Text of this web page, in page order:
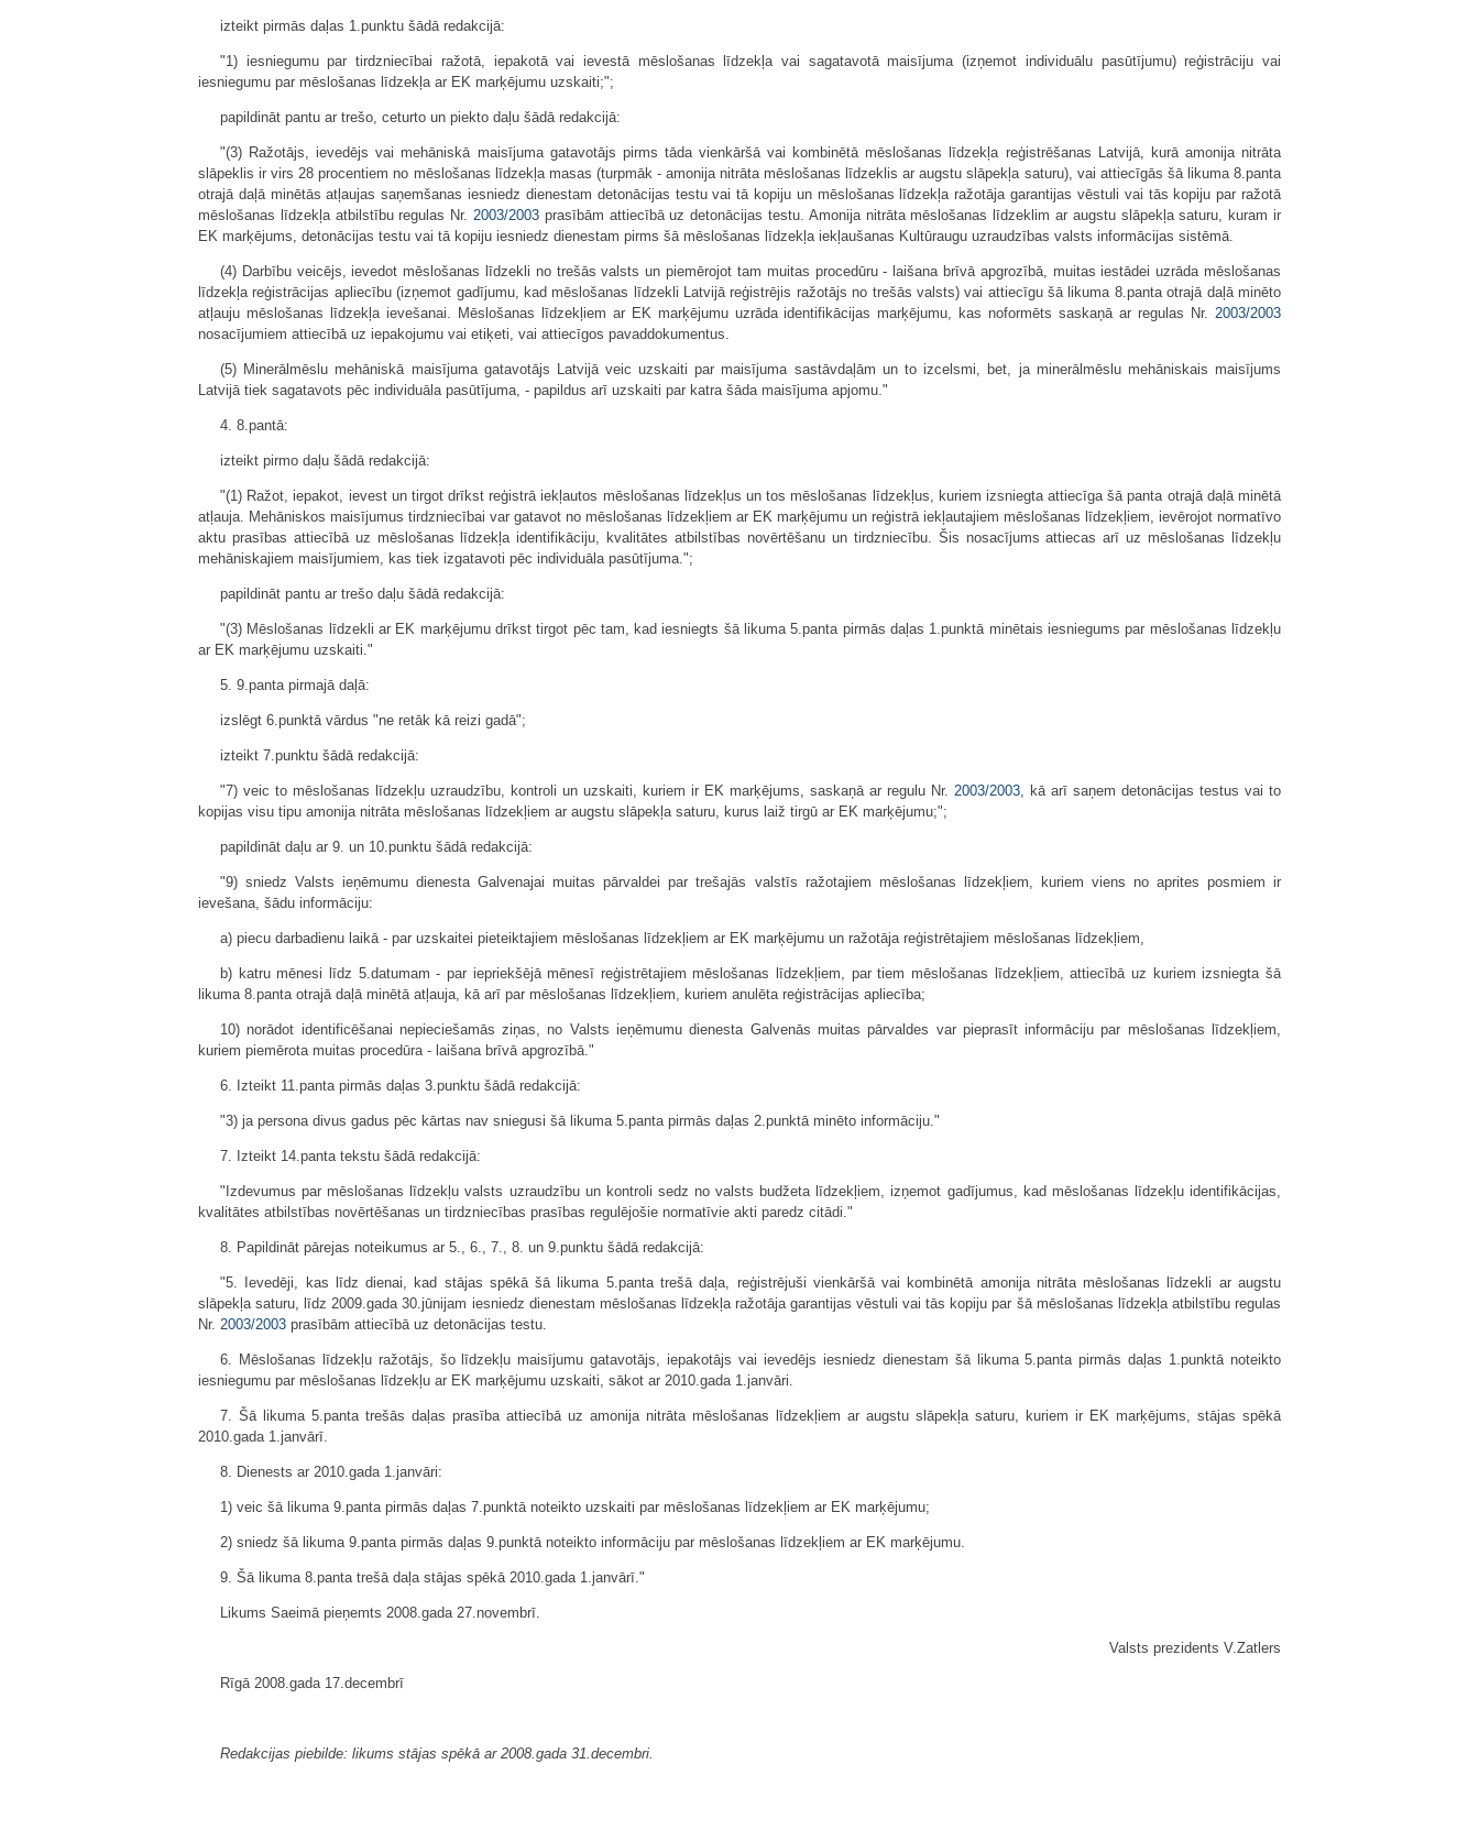
izteikt pirmās daļas 1.punktu šādā redakcijā:
"1) iesniegumu par tirdzniecībai ražotā, iepakotā vai ievestā mēslošanas līdzekļa vai sagatavotā maisījuma (izņemot individuālu pasūtījumu) reģistrāciju vai
iesniegumu par mēslošanas līdzekļa ar EK marķējumu uzskaiti;";
papildināt pantu ar trešo, ceturto un piekto daļu šādā redakcijā:
"(3) Ražotājs, ievedējs vai mehāniskā maisījuma gatavotājs pirms tāda vienkāršā vai kombinētā mēslošanas līdzekļa reģistrēšanas Latvijā, kurā amonija nitrāta
slāpeklis ir virs 28 procentiem no mēslošanas līdzekļa masas (turpmāk - amonija nitrāta mēslošanas līdzeklis ar augstu slāpekļa saturu), vai attiecīgās šā likuma 8.panta
otrajā daļā minētās atļaujas saņemšanas iesniedz dienestam detonācijas testu vai tā kopiju un mēslošanas līdzekļa ražotāja garantijas vēstuli vai tās kopiju par ražotā
mēslošanas līdzekļa atbilstību regulas Nr. 2003/2003 prasībām attiecībā uz detonācijas testu. Amonija nitrāta mēslošanas līdzeklim ar augstu slāpekļa saturu, kuram ir
EK marķējums, detonācijas testu vai tā kopiju iesniedz dienestam pirms šā mēslošanas līdzekļa iekļaušanas Kultūraugu uzraudzības valsts informācijas sistēmā.
(4) Darbību veicējs, ievedot mēslošanas līdzekli no trešās valsts un piemērojot tam muitas procedūru - laišana brīvā apgrozībā, muitas iestādei uzrāda mēslošanas
līdzekļa reģistrācijas apliecību (izņemot gadījumu, kad mēslošanas līdzekli Latvijā reģistrējis ražotājs no trešās valsts) vai attiecīgu šā likuma 8.panta otrajā daļā minēto
atļauju mēslošanas līdzekļa ievešanai. Mēslošanas līdzekļiem ar EK marķējumu uzrāda identifikācijas marķējumu, kas noformēts saskaņā ar regulas Nr. 2003/2003
nosacījumiem attiecībā uz iepakojumu vai etiķeti, vai attiecīgos pavaddokumentus.
(5) Minerālmēslu mehāniskā maisījuma gatavotājs Latvijā veic uzskaiti par maisījuma sastāvdaļām un to izcelsmi, bet, ja minerālmēslu mehāniskais maisījums
Latvijā tiek sagatavots pēc individuāla pasūtījuma, - papildus arī uzskaiti par katra šāda maisījuma apjomu."
4. 8.pantā:
izteikt pirmo daļu šādā redakcijā:
"(1) Ražot, iepakot, ievest un tirgot drīkst reģistrā iekļautos mēslošanas līdzekļus un tos mēslošanas līdzekļus, kuriem izsniegta attiecīga šā panta otrajā daļā minētā
atļauja. Mehāniskos maisījumus tirdzniecībai var gatavot no mēslošanas līdzekļiem ar EK marķējumu un reģistrā iekļautajiem mēslošanas līdzekļiem, ievērojot normatīvo
aktu prasības attiecībā uz mēslošanas līdzekļa identifikāciju, kvalitātes atbilstības novērtēšanu un tirdzniecību. Šis nosacījums attiecas arī uz mēslošanas līdzekļu
mehāniskajiem maisījumiem, kas tiek izgatavoti pēc individuāla pasūtījuma.";
papildināt pantu ar trešo daļu šādā redakcijā:
"(3) Mēslošanas līdzekli ar EK marķējumu drīkst tirgot pēc tam, kad iesniegts šā likuma 5.panta pirmās daļas 1.punktā minētais iesniegums par mēslošanas līdzekļu
ar EK marķējumu uzskaiti."
5. 9.panta pirmajā daļā:
izslēgt 6.punktā vārdus "ne retāk kā reizi gadā";
izteikt 7.punktu šādā redakcijā:
"7) veic to mēslošanas līdzekļu uzraudzību, kontroli un uzskaiti, kuriem ir EK marķējums, saskaņā ar regulu Nr. 2003/2003, kā arī saņem detonācijas testus vai to
kopijas visu tipu amonija nitrāta mēslošanas līdzekļiem ar augstu slāpekļa saturu, kurus laiž tirgū ar EK marķējumu;";
papildināt daļu ar 9. un 10.punktu šādā redakcijā:
"9) sniedz Valsts ieņēmumu dienesta Galvenajai muitas pārvaldei par trešajās valstīs ražotajiem mēslošanas līdzekļiem, kuriem viens no aprites posmiem ir
ievešana, šādu informāciju:
a) piecu darbadienu laikā - par uzskaitei pieteiktajiem mēslošanas līdzekļiem ar EK marķējumu un ražotāja reģistrētajiem mēslošanas līdzekļiem,
b) katru mēnesi līdz 5.datumam - par iepriekšējā mēnesī reģistrētajiem mēslošanas līdzekļiem, par tiem mēslošanas līdzekļiem, attiecībā uz kuriem izsniegta šā
likuma 8.panta otrajā daļā minētā atļauja, kā arī par mēslošanas līdzekļiem, kuriem anulēta reģistrācijas apliecība;
10) norādot identificēšanai nepieciešamās ziņas, no Valsts ieņēmumu dienesta Galvenās muitas pārvaldes var pieprasīt informāciju par mēslošanas līdzekļiem,
kuriem piemērota muitas procedūra - laišana brīvā apgrozībā."
6. Izteikt 11.panta pirmās daļas 3.punktu šādā redakcijā:
"3) ja persona divus gadus pēc kārtas nav sniegusi šā likuma 5.panta pirmās daļas 2.punktā minēto informāciju."
7. Izteikt 14.panta tekstu šādā redakcijā:
"Izdevumus par mēslošanas līdzekļu valsts uzraudzību un kontroli sedz no valsts budžeta līdzekļiem, izņemot gadījumus, kad mēslošanas līdzekļu identifikācijas,
kvalitātes atbilstības novērtēšanas un tirdzniecības prasības regulējošie normatīvie akti paredz citādi."
8. Papildināt pārejas noteikumus ar 5., 6., 7., 8. un 9.punktu šādā redakcijā:
"5. Ievedēji, kas līdz dienai, kad stājas spēkā šā likuma 5.panta trešā daļa, reģistrējuši vienkāršā vai kombinētā amonija nitrāta mēslošanas līdzekli ar augstu
slāpekļa saturu, līdz 2009.gada 30.jūnijam iesniedz dienestam mēslošanas līdzekļa ražotāja garantijas vēstuli vai tās kopiju par šā mēslošanas līdzekļa atbilstību regulas
Nr. 2003/2003 prasībām attiecībā uz detonācijas testu.
6. Mēslošanas līdzekļu ražotājs, šo līdzekļu maisījumu gatavotājs, iepakotājs vai ievedējs iesniedz dienestam šā likuma 5.panta pirmās daļas 1.punktā noteikto
iesniegumu par mēslošanas līdzekļu ar EK marķējumu uzskaiti, sākot ar 2010.gada 1.janvāri.
7. Šā likuma 5.panta trešās daļas prasība attiecībā uz amonija nitrāta mēslošanas līdzekļiem ar augstu slāpekļa saturu, kuriem ir EK marķējums, stājas spēkā
2010.gada 1.janvārī.
8. Dienests ar 2010.gada 1.janvāri:
1) veic šā likuma 9.panta pirmās daļas 7.punktā noteikto uzskaiti par mēslošanas līdzekļiem ar EK marķējumu;
2) sniedz šā likuma 9.panta pirmās daļas 9.punktā noteikto informāciju par mēslošanas līdzekļiem ar EK marķējumu.
9. Šā likuma 8.panta trešā daļa stājas spēkā 2010.gada 1.janvārī."
Likums Saeimā pieņemts 2008.gada 27.novembrī.
Valsts prezidents V.Zatlers
Rīgā 2008.gada 17.decembrī
Redakcijas piebilde: likums stājas spēkā ar 2008.gada 31.decembri.